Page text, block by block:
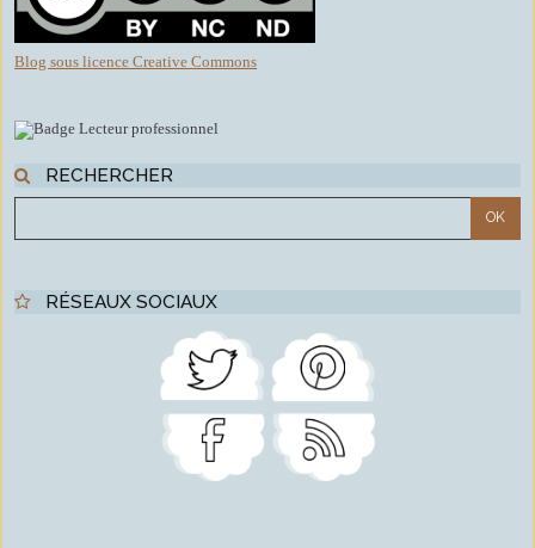
Blog sous licence Creative Commons
RECHERCHER
RÉSEAUX SOCIAUX